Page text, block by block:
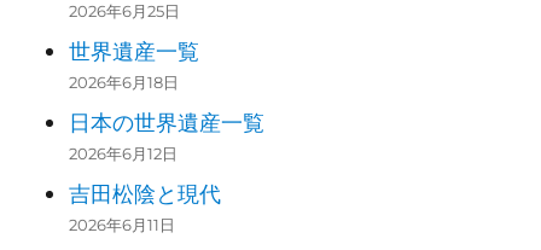
2026年6月25日
世界遺産一覧
2026年6月18日
日本の世界遺産一覧
2026年6月12日
吉田松陰と現代
2026年6月11日